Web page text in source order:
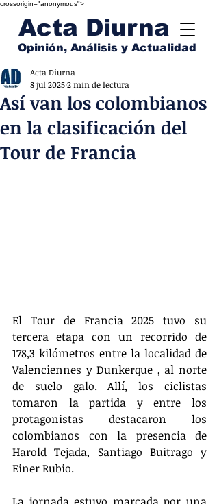
crossorigin="anonymous">
Acta Diurna
Opinión, Análisis y Actualidad
Así van los colombianos
en la clasificación del
Tour de Francia
Acta Diurna
8 jul 20252 min de lectura
El Tour de Francia 2025 tuvo su
tercera etapa con un recorrido de
178,3 kilómetros entre la localidad de
Valenciennes y Dunkerque , al norte
de suelo galo. Allí, los ciclistas
tomaron la partida y entre los
protagonistas destacaron los
colombianos con la presencia de
Harold Tejada, Santiago Buitrago y
Einer Rubio.